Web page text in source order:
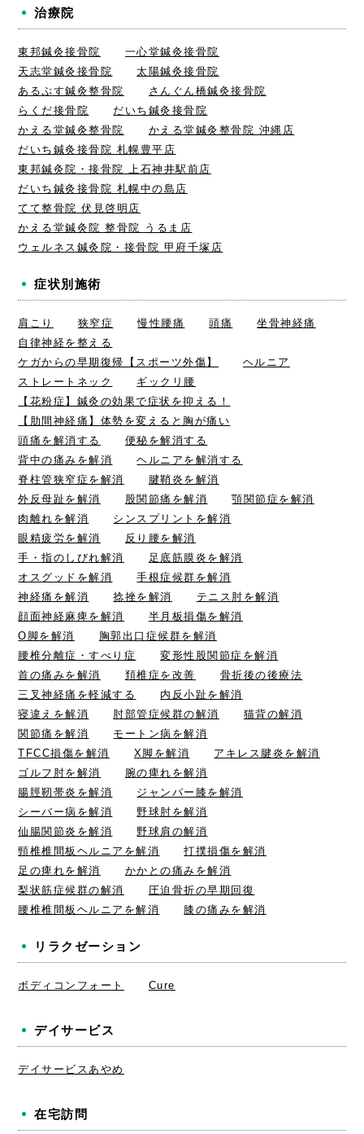
治療院
東邦鍼灸接骨院
一心堂鍼灸接骨院
天志堂鍼灸接骨院
太陽鍼灸接骨院
あるぷす鍼灸整骨院
さんぐん橋鍼灸接骨院
らくだ接骨院
だいち鍼灸接骨院
かえる堂鍼灸整骨院
かえる堂鍼灸整骨院 沖縄店
だいち鍼灸接骨院 札幌豊平店
東邦鍼灸院・接骨院 上石神井駅前店
だいち鍼灸接骨院 札幌中の島店
てて整骨院 伏見啓明店
かえる堂鍼灸院 整骨院 うるま店
ウェルネス鍼灸院・接骨院 甲府千塚店
症状別施術
肩こり 狭窄症 慢性腰痛 頭痛
坐骨神経痛
自律神経を整える
ケガからの早期復帰【スポーツ外傷】
ヘルニア
ストレートネック
ギックリ腰
【花粉症】鍼灸の効果で症状を抑える！
【肋間神経痛】体勢を変えると胸が痛い
頭痛を解消する
便秘を解消する
背中の痛みを解消
ヘルニアを解消する
脊柱管狭窄症を解消
腱鞘炎を解消
外反母趾を解消
股関節痛を解消
顎関節症を解消
肉離れを解消
シンスプリントを解消
眼精疲労を解消
反り腰を解消
手・指のしびれ解消
足底筋膜炎を解消
オスグッドを解消
手根症候群を解消
神経痛を解消
捻挫を解消
テニス肘を解消
顔面神経麻痺を解消
半月板損傷を解消
O脚を解消
胸郭出口症候群を解消
腰椎分離症・すべり症
変形性股関節症を解消
首の痛みを解消
頚椎症を改善
骨折後の後療法
三叉神経痛を軽減する
内反小趾を解消
寝違えを解消
肘部管症候群の解消
猫背の解消
関節痛を解消
モートン病を解消
TFCC損傷を解消
X脚を解消
アキレス腱炎を解消
ゴルフ肘を解消
腕の痺れを解消
腸脛靭帯炎を解消
ジャンパー膝を解消
シーバー病を解消
野球肘を解消
仙腸関節炎を解消
野球肩の解消
頸椎椎間板ヘルニアを解消
打撲損傷を解消
足の痺れを解消
かかとの痛みを解消
梨状筋症候群の解消
圧迫骨折の早期回復
腰椎椎間板ヘルニアを解消
膝の痛みを解消
リラクゼーション
ボディコンフォート Cure
デイサービス
デイサービスあやめ
在宅訪問